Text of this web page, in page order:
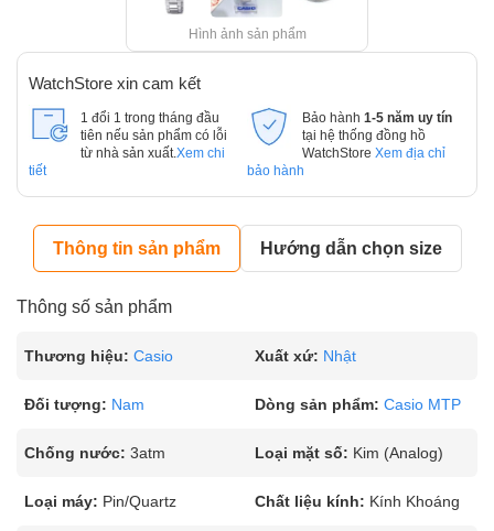
Hình ảnh sản phẩm
WatchStore xin cam kết
1 đổi 1 trong tháng đầu
tiên nếu sản phẩm có lỗi
từ nhà sản xuất. Xem chi
tiết
Bảo hành 1-5 năm uy tín
tại hệ thống đồng hồ
WatchStore Xem địa chỉ
bảo hành
Thông tin sản phẩm Hướng dẫn chọn size
Thông số sản phẩm
Thương hiệu: Casio Xuất xứ: Nhật
Đối tượng: Nam Dòng sản phẩm: Casio MTP
Chống nước: 3atm Loại mặt số: Kim (Analog)
Loại máy: Pin/Quartz Chất liệu kính: Kính Khoáng